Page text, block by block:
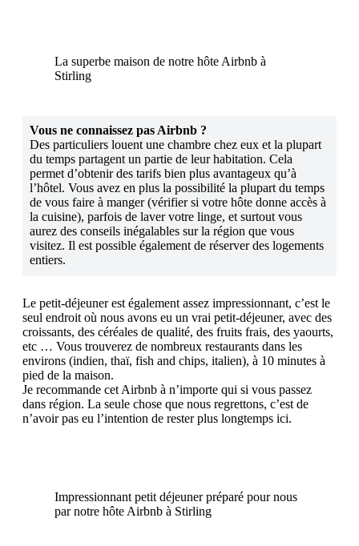
La superbe maison de notre hôte Airbnb à
Stirling
Vous ne connaissez pas Airbnb ?
Des particuliers louent une chambre chez eux et la plupart
du temps partagent un partie de leur habitation. Cela
permet d’obtenir des tarifs bien plus avantageux qu’à
l’hôtel. Vous avez en plus la possibilité la plupart du temps
de vous faire à manger (vérifier si votre hôte donne accès à
la cuisine), parfois de laver votre linge, et surtout vous
aurez des conseils inégalables sur la région que vous
visitez. Il est possible également de réserver des logements
entiers.
Le petit-déjeuner est également assez impressionnant, c’est le
seul endroit où nous avons eu un vrai petit-déjeuner, avec des
croissants, des céréales de qualité, des fruits frais, des yaourts,
etc … Vous trouverez de nombreux restaurants dans les
environs (indien, thaï, fish and chips, italien), à 10 minutes à
pied de la maison.
Je recommande cet Airbnb à n’importe qui si vous passez
dans région. La seule chose que nous regrettons, c’est de
n’avoir pas eu l’intention de rester plus longtemps ici.
Impressionnant petit déjeuner préparé pour nous
par notre hôte Airbnb à Stirling